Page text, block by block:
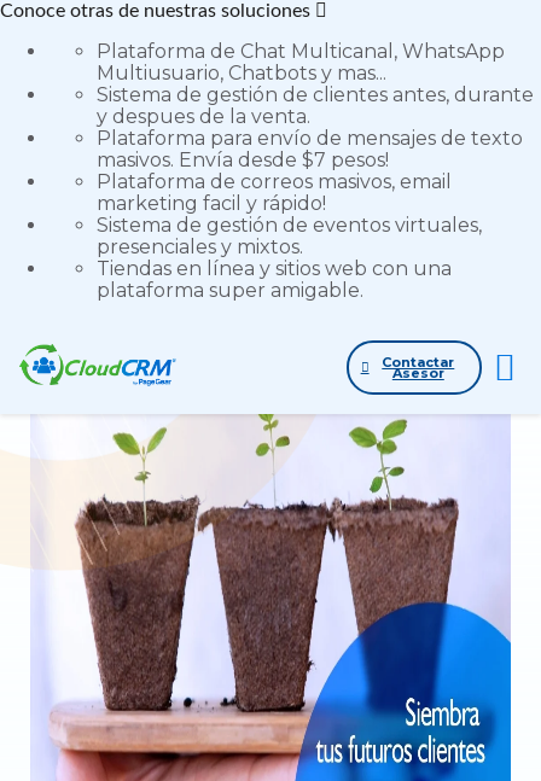
Conoce otras de nuestras soluciones
Plataforma de Chat Multicanal, WhatsApp
Multiusuario, Chatbots y mas...
Sistema de gestión de clientes antes, durante
y despues de la venta.
Plataforma para envío de mensajes de texto
masivos. Envía desde $7 pesos!
Plataforma de correos masivos, email
marketing facil y rápido!
Sistema de gestión de eventos virtuales,
presenciales y mixtos.
Tiendas en línea y sitios web con una
plataforma super amigable.
Contactar
Asesor
Etiqueta
#marketing
Artículos etiquetados con #marketing
Buscar artículos
Buscar